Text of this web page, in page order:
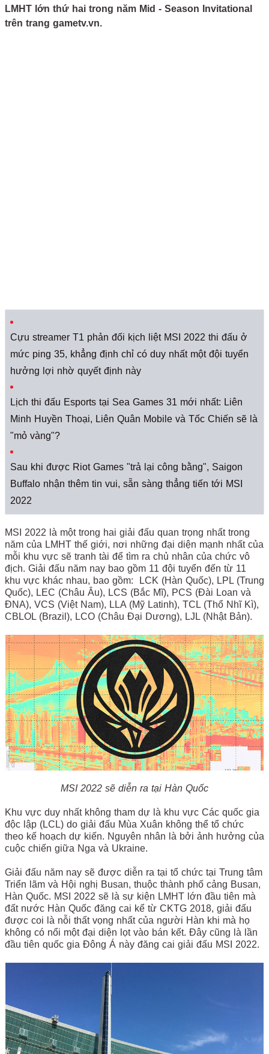
LMHT lớn thứ hai trong năm Mid - Season Invitational
trên trang gametv.vn.
Cựu streamer T1 phản đối kịch liệt MSI 2022 thi đấu ở
mức ping 35, khẳng định chỉ có duy nhất một đội tuyển
hưởng lợi nhờ quyết định này
Lịch thi đấu Esports tại Sea Games 31 mới nhất: Liên
Minh Huyền Thoại, Liên Quân Mobile và Tốc Chiến sẽ là
"mỏ vàng"?
Sau khi được Riot Games "trả lại công bằng", Saigon
Buffalo nhận thêm tin vui, sẵn sàng thẳng tiến tới MSI
2022
MSI 2022 là một trong hai giải đấu quan trọng nhất trong
năm của LMHT thế giới, nơi những đại diện mạnh nhất của
mỗi khu vực sẽ tranh tài để tìm ra chủ nhân của chức vô
địch. Giải đấu năm nay bao gồm 11 đội tuyển đến từ 11
khu vực khác nhau, bao gồm: LCK (Hàn Quốc), LPL (Trung
Quốc), LEC (Châu Âu), LCS (Bắc Mĩ), PCS (Đài Loan và
ĐNA), VCS (Việt Nam), LLA (Mỹ Latinh), TCL (Thổ Nhĩ Kì),
CBLOL (Brazil), LCO (Châu Đại Dương), LJL (Nhật Bản).
MSI 2022 sẽ diễn ra tại Hàn Quốc
Khu vực duy nhất không tham dự là khu vực Các quốc gia
độc lập (LCL) do giải đấu Mùa Xuân không thể tổ chức
theo kế hoạch dự kiến. Nguyên nhân là bởi ảnh hưởng của
cuộc chiến giữa Nga và Ukraine.
Giải đấu năm nay sẽ được diễn ra tại tổ chức tại Trung tâm
Triển lãm và Hội nghị Busan, thuộc thành phố cảng Busan,
Hàn Quốc. MSI 2022 sẽ là sự kiện LMHT lớn đầu tiên mà
đất nước Hàn Quốc đăng cai kể từ CKTG 2018, giải đấu
được coi là nỗi thất vọng nhất của người Hàn khi mà họ
không có nổi một đại diện lọt vào bán kết. Đây cũng là lần
đầu tiên quốc gia Đông Á này đăng cai giải đấu MSI 2022.